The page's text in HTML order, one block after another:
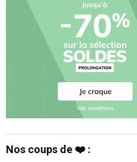
Nos coups de ❤️ :